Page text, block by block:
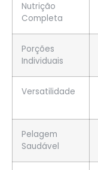
Nutrição
Completa
Porções
Individuais
Versatilidade
Pelagem
Saudável